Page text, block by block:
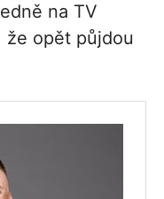
na TV
že opět půjdou